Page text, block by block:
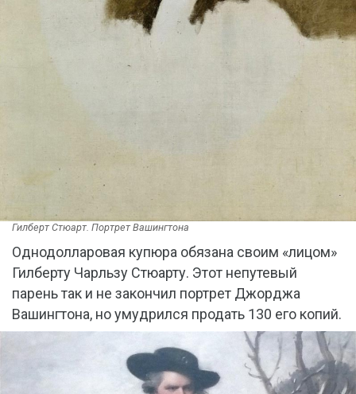
Гилберт Стюарт. Портрет Вашингтона
Однодолларовая купюра обязана своим «лицом»
Гилберту Чарльзу Стюарту. Этот непутевый
парень так и не закончил портрет Джорджа
Вашингтона, но умудрился продать 130 его копий.